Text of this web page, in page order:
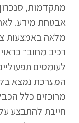
מתקדמות, סנכרון
אבטחת מידע.
מלאה באמצעות
רכיב מחובר
לעומסים
המערכת נמצא
מרוכזים כלל